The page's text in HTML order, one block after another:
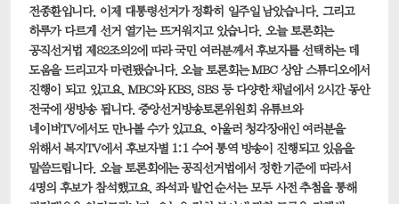
전종환입니다. 이제 대통령선거가 정확히 일주일 남았습니다. 그리고
하루가 다르게 선거 열기는 뜨거워지고 있습니다. 오늘 토론회는
공직선거법 제82조의2에 따라 국민 여러분께서 후보자를 선택하는 데
도움을 드리고자 마련됐습니다. 오늘 토론회는 MBC 상암 스튜디오에서
진행이 되고 있고요. MBC와 KBS, SBS 등 다양한 채널에서 2시간 동안
전국에 생방송 됩니다. 중앙선거방송토론위원회 유튜브와
네이버TV에서도 만나볼 수가 있고요. 아울러 청각장애인 여러분을
위해서 복지TV에서 후보자별 1:1 수어 통역 방송이 진행되고 있음을
말씀드립니다. 오늘 토론회에는 공직선거법에서 정한 기준에 따라서
4명의 후보가 참석했고요. 좌석과 발언 순서는 모두 사전 추첨을 통해